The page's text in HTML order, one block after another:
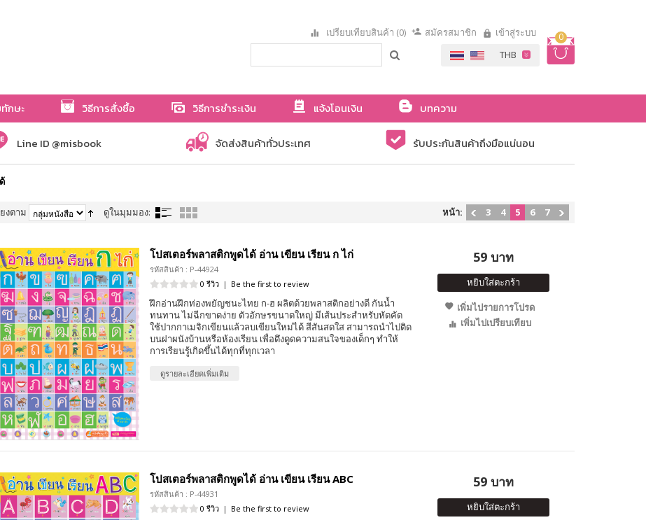
0
เปรียบเทียบสินค้า (0) สมัครสมาชิก เข้าสู่ระบบ
กษะ วิธีการสั่งซื้อ วิธีการชำระเงิน แจ้งโอนเงิน
บทความ
Line ID @misbook จัดส่งสินค้าทั่วประเทศ รับประกันสินค้าถึงมือแน่นอน
ยงตาม ดูในมุมมอง: หน้า: 3 4 5 6 7
โปสเตอร์พลาสติกพูดได้ อ่าน เขียน เรียน ก ไก่
รหัสสินค้า : P-44924
0 รีวิว | Be the first to review
ฝึกอ่านฝึกท่องพยัญชนะไทย ก-ฮ ผลิตด้วยพลาสติกอย่างดี กันน้ำ
ทนทาน ไม่ฉีกขาดง่าย ตัวอักษรขนาดใหญ่ มีเส้นประสำหรับหัดคัด
ใช้ปากกาเมจิกเขียนแล้วลบเขียนใหม่ได้ สีสันสดใส สามารถนำไปติด
บนฝาผนังบ้านหรือห้องเรียน เพื่อดึงดูดความสนใจของเด็กๆ ทำให้
การเรียนรู้เกิดขึ้นได้ทุกที่ทุกเวลา
ดูรายละเอียดเพิ่มเติม
59 บาท
หยิบใส่ตะกร้า
เพิ่มไปรายการโปรด
เพิ่มไปเปรียบเทียบ
โปสเตอร์พลาสติกพูดได้ อ่าน เขียน เรียน ABC
รหัสสินค้า : P-44931
0 รีวิว | Be the first to review
59 บาท
หยิบใส่ตะกร้า